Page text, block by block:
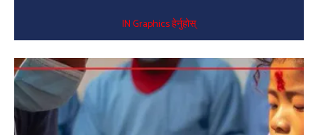
IN Graphics हेर्नुहोस्